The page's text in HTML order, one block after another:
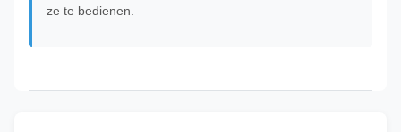
ze te bedienen.